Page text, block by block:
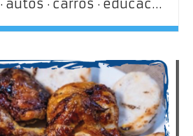
autos carros educación